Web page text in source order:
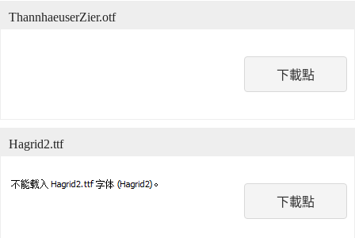
下載點
ThannhaeuserZier.otf
下載點
Hagrid2.ttf